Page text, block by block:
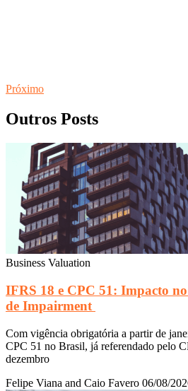
Próximo
Outros Posts
Business Valuation
IFRS 18 e CPC 51: Impacto no
de Impairment
Com vigência obrigatória a partir de
CPC 51 no Brasil, já referendado pelo
dezembro
Felipe Viana and Caio Favero 06/08/